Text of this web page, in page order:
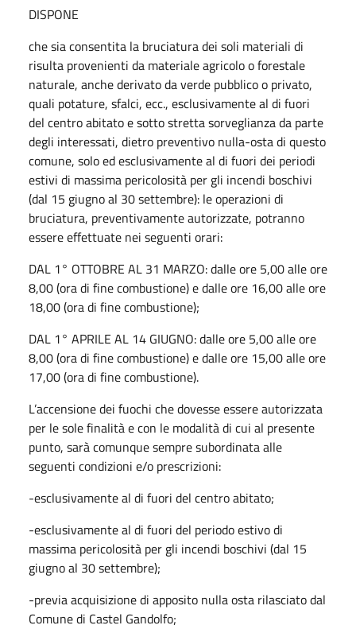
DISPONE
che sia consentita la bruciatura dei soli materiali di
risulta provenienti da materiale agricolo o forestale
naturale, anche derivato da verde pubblico o privato,
quali potature, sfalci, ecc., esclusivamente al di fuori
del centro abitato e sotto stretta sorveglianza da parte
degli interessati, dietro preventivo nulla-osta di questo
comune, solo ed esclusivamente al di fuori dei periodi
estivi di massima pericolosità per gli incendi boschivi
(dal 15 giugno al 30 settembre): le operazioni di
bruciatura, preventivamente autorizzate, potranno
essere effettuate nei seguenti orari:
DAL 1° OTTOBRE AL 31 MARZO: dalle ore 5,00 alle ore
8,00 (ora di fine combustione) e dalle ore 16,00 alle ore
18,00 (ora di fine combustione);
DAL 1° APRILE AL 14 GIUGNO: dalle ore 5,00 alle ore
8,00 (ora di fine combustione) e dalle ore 15,00 alle ore
17,00 (ora di fine combustione).
L’accensione dei fuochi che dovesse essere autorizzata
per le sole finalità e con le modalità di cui al presente
punto, sarà comunque sempre subordinata alle
seguenti condizioni e/o prescrizioni:
-esclusivamente al di fuori del centro abitato;
-esclusivamente al di fuori del periodo estivo di
massima pericolosità per gli incendi boschivi (dal 15
giugno al 30 settembre);
-previa acquisizione di apposito nulla osta rilasciato dal
Comune di Castel Gandolfo;